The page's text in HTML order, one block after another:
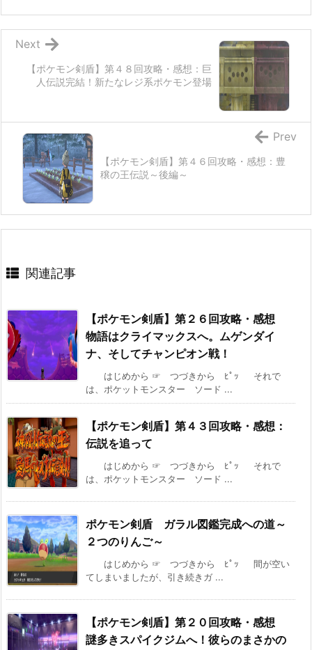
【ポケモン剣盾】第４８回攻略・感想：巨
人伝説完結！新たなレジ系ポケモン登場
Next
【ポケモン剣盾】第４６回攻略・感想：豊
穣の王伝説～後編～
Prev
関連記事
【ポケモン剣盾】第２６回攻略・感想
物語はクライマックスへ。ムゲンダイ
ナ、そしてチャンピオン戦！
はじめから ☞ つづきから ﾋﾟｯ それで
は、ポケットモンスター ソード ...
【ポケモン剣盾】第４３回攻略・感想：
伝説を追って
はじめから ☞ つづきから ﾋﾟｯ それで
は、ポケットモンスター ソード ...
ポケモン剣盾 ガラル図鑑完成への道～
２つのりんご～
はじめから ☞ つづきから ﾋﾟｯ 間が空い
てしまいましたが、引き続きガ ...
【ポケモン剣盾】第２０回攻略・感想
謎多きスパイクジムへ！彼らのまさかの